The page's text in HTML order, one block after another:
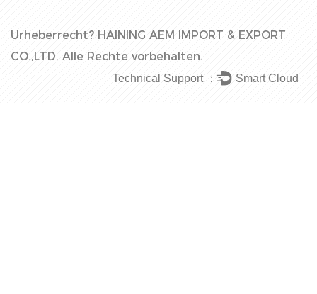
Urheberrecht? HAINING AEM IMPORT & EXPORT
CO.,LTD. Alle Rechte vorbehalten.
Technical Support ： Smart Cloud